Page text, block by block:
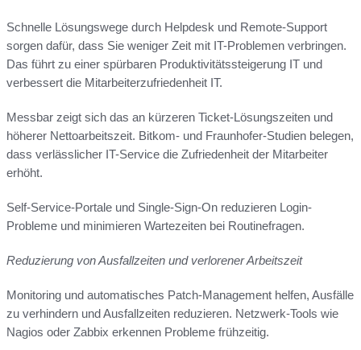
Schnelle Lösungswege durch Helpdesk und Remote-Support
sorgen dafür, dass Sie weniger Zeit mit IT-Problemen verbringen.
Das führt zu einer spürbaren Produktivitätssteigerung IT und
verbessert die Mitarbeiterzufriedenheit IT.
Messbar zeigt sich das an kürzeren Ticket-Lösungszeiten und
höherer Nettoarbeitszeit. Bitkom- und Fraunhofer-Studien belegen,
dass verlässlicher IT-Service die Zufriedenheit der Mitarbeiter
erhöht.
Self-Service-Portale und Single-Sign-On reduzieren Login-
Probleme und minimieren Wartezeiten bei Routinefragen.
Reduzierung von Ausfallzeiten und verlorener Arbeitszeit
Monitoring und automatisches Patch-Management helfen, Ausfälle
zu verhindern und Ausfallzeiten reduzieren. Netzwerk-Tools wie
Nagios oder Zabbix erkennen Probleme frühzeitig.